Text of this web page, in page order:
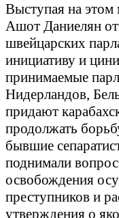
Выступая на этом
Ашот Даниелян
швейцарских
инициативу и
принимаемые
Нидерландов,
придают
продолжать
бывшие
поднимали
освобождения
преступников и
утверждения о